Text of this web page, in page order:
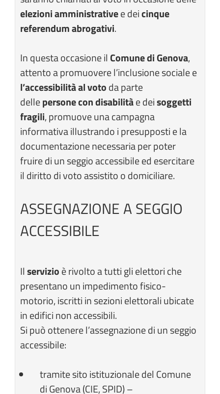
elezioni amministrativee deicinque
referendum abrogativi.
In questa occasione il Comune di Genova,
attento a promuovere l’inclusione sociale e
l’accessibilità al votoda parte
dellepersone con disabilitàe deisoggetti
fragili, promuove una campagna
informativa illustrando i presupposti e la
documentazione necessaria per poter
fruire di un seggio accessibile ed esercitare
il diritto di voto assistito o domiciliare.
ASSEGNAZIONE A SEGGIO
ACCESSIBILE
Ilservizioè rivolto a tutti gli elettori che
presentano un impedimento fisico-
motorio, iscritti in sezioni elettorali ubicate
in edifici non accessibili.
Si può ottenere l’assegnazione di un seggio
accessibile:
tramite sito istituzionale del Comune
di Genova (CIE, SPID) –